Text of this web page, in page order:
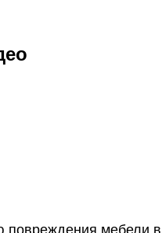
повреждения мебели